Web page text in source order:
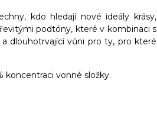
kdo hledají nové ideály krásy,
podtóny, které v kombinaci s
dlouhotrvající vůni pro ty, pro které
koncentraci vonné složky.